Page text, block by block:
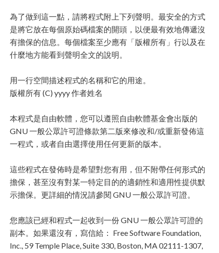
為了做到這一點，請將程式附上下列聲明。最安全的方式
是將它放在每個原始碼檔案的開頭，以便最有效地傳遞沒
有擔保的信息。每個檔案至少應有「版權所有」行以及在
什麼地方能看到聲明全文的說明。
用一行空間描述程式的名稱和它的用途。
版權所有 (C) yyyy 作者姓名
本程式是自由軟體，您可以遵照自由軟體基金會出版的
GNU 一般公眾許可證條款第二版來修改和/或重新發佈這
一程式，或者自由選擇使用任何更新的版本。
這些程式在發佈時是希望對您有用，但不附帶任何形式的
擔保，甚至沒有對某一特定目的的適銷性和適用性提供默
示擔保。更詳細的情況請參閱 GNU 一般公眾許可證。
您應該已經和程式一起收到一份 GNU 一般公眾許可證的
副本。如果還沒有，寫信給： Free Software Foundation,
Inc., 59 Temple Place, Suite 330, Boston, MA 02111-1307,